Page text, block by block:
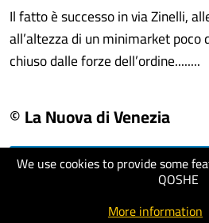
We use cookies to provide some
QOSHE
More information
Il fatto è successo in via Zinelli,
all’altezza di un minimarket
chiuso dalle forze dell’ordine........
© La Nuova di Venezia
visit